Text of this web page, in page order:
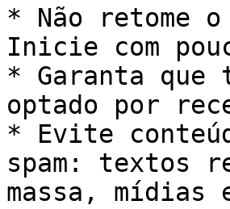
* Não retome
Inicie com
* Garanta que
optado por
* Evite
spam: textos
massa, mídias